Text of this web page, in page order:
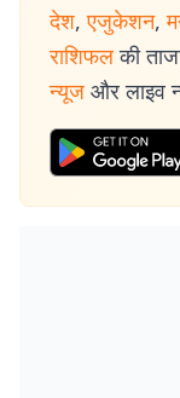
देश, एजुकेशन,
राशिफल की
न्यूज और लाइव